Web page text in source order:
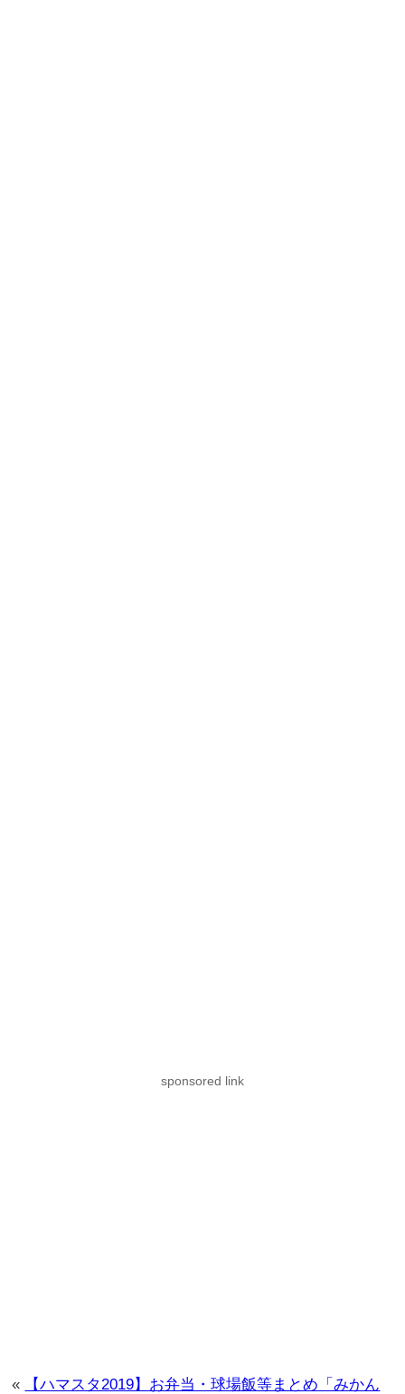
sponsored link
«
【ハマスタ2019】お弁当・球場飯等まとめ「みかん